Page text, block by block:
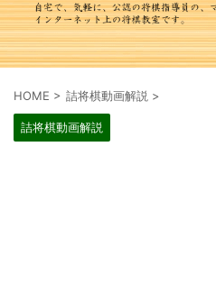
HOME > 詰将棋動画解説 >
詰将棋動画解説